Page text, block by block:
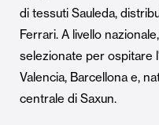
di tessuti Sauleda,
Ferrari. A livello
selezionate per ospitare
Valencia, Barcellona e,
centrale di Saxun.